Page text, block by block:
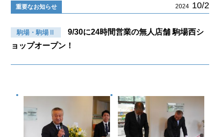
重要なお知らせ 2024 10/2
駒場・駒場Ⅱ
9/30に24時間営業の無人店舗 駒場西シ
ョップオープン！